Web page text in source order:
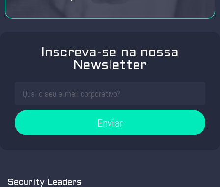
Inscreva-se na nossa
Newsletter
Enviar
Security Leaders